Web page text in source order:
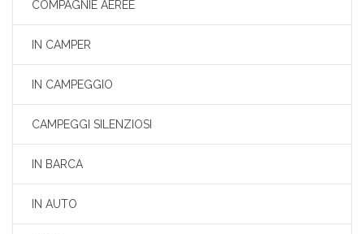
COMPAGNIE AEREE
IN CAMPER
IN CAMPEGGIO
CAMPEGGI SILENZIOSI
IN BARCA
IN AUTO